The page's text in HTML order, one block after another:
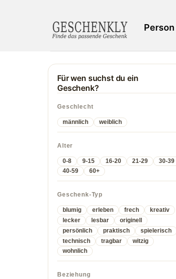
Person
Für wen suchst du ein
Geschenk?
Geschlecht
männlich weiblich
Alter
0-8 9-15 16-20 21-29
30-39
40-59
60+
Geschenk-Typ
blumig erleben frech
kreativ
lecker
lesbar
originell
persönlich
praktisch
spielerisch
technisch
tragbar
witzig
wohnlich
Beziehung